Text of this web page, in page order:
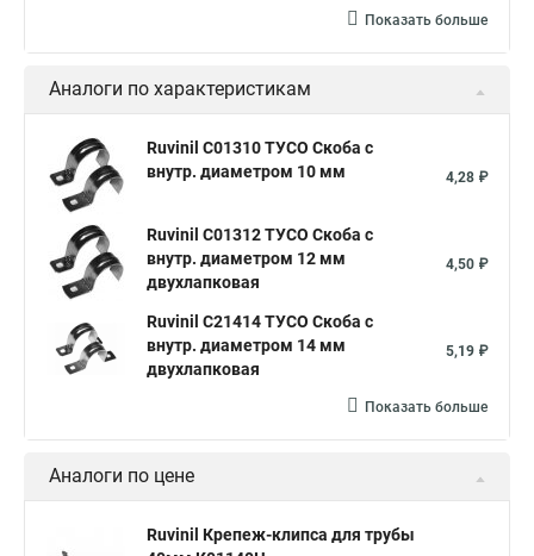
Показать больше
Аналоги по характеристикам
Ruvinil С01310 ТУСО Скоба с
внутр. диаметром 10 мм
4,28 ₽
Ruvinil С01312 ТУСО Скоба с
внутр. диаметром 12 мм
двухлапковая
4,50 ₽
Ruvinil С21414 ТУСО Скоба с
внутр. диаметром 14 мм
двухлапковая
5,19 ₽
Показать больше
Аналоги по цене
Ruvinil Крепеж-клипса для трубы